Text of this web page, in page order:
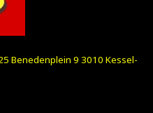
Benedenplein 9 3010 Kessel-